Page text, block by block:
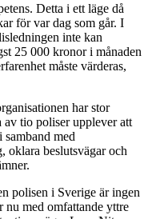
Detta i ett läge då
för var dag som går. I
inte kan
25 000 kronor i månaden
måste värderas,
har stor
tio poliser upplever att
samband med
oklara beslutsvägar och
polisen i Sverige är ingen
nu med omfattande yttre